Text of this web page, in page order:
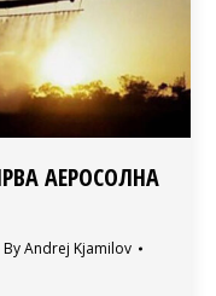
АЕРОСОЛНА
ByAndrej Kjamilov